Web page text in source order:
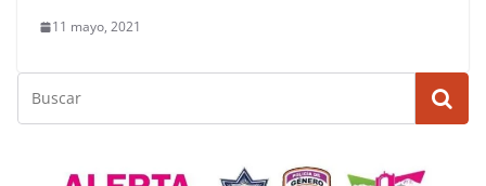
11 mayo, 2021